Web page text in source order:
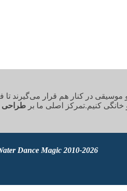
در کنار هم قرار می‌گیرند تا
کنیم.تمرکز اصلی ما بر طراحی
2010-2026 Water Dance Magic